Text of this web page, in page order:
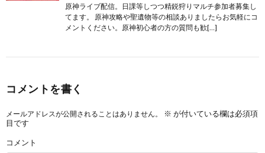
原神ライブ配信。日課等しつつ精鋭狩りマルチ参加者募集し
てます。 原神攻略や聖遺物等の相談ありましたらお気軽にコ
メントください。原神初心者の方の質問も歓[…]
コメントを書く
メールアドレスが公開されることはありません。 ※ が付いている欄は必須項
目です
コメント